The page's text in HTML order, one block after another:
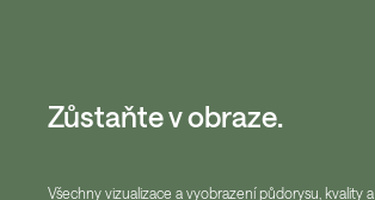
Zůstaňte v obraze.
Všechny vizualizace a vyobrazení půdorysu, kvality a